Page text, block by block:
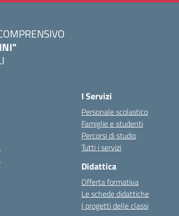
I Servizi
Personale scolastico
Famiglie e studenti
Percorsi di studio
Tutti i servizi
Didattica
Offerta formativa
Le schede didattiche
I progetti delle classi